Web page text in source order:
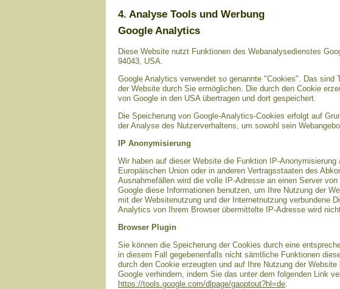
4. Analyse Tools und Werbung
Google Analytics
Diese Website nutzt Funktionen des Webanalysedienstes
94043, USA.
Google Analytics verwendet so genannte "Cookies". Das sind
der Website durch Sie ermöglichen. Die durch den Cookie
von Google in den USA übertragen und dort gespeichert.
Die Speicherung von Google-Analytics-Cookies erfolgt auf
der Analyse des Nutzerverhaltens, um sowohl sein
IP Anonymisierung
Wir haben auf dieser Website die Funktion IP-
Europäischen Union oder in anderen Vertragsstaaten des
Ausnahmefällen wird die volle IP-Adresse an einen Server
Google diese Informationen benutzen, um Ihre Nutzung der
mit der Websitenutzung und der Internetnutzung verbundene
Analytics von Ihrem Browser übermittelte IP-Adresse wird
Browser Plugin
Sie können die Speicherung der Cookies durch eine
in diesem Fall gegebenenfalls nicht sämtliche Funktionen
durch den Cookie erzeugten und auf Ihre Nutzung der
Google verhindern, indem Sie das unter dem folgenden Link
https://tools.google.com/dlpage/gaoptout?hl=de.